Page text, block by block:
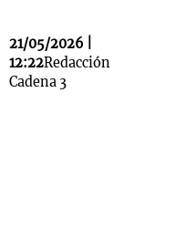
21/05/2026 |
12:22Redacción
Cadena 3